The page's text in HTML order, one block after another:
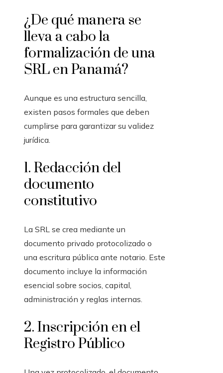
¿De qué manera se
lleva a cabo la
formalización de una
SRL en Panamá?
Aunque es una estructura sencilla,
existen pasos formales que deben
cumplirse para garantizar su validez
jurídica.
1. Redacción del
documento
constitutivo
La SRL se crea mediante un
documento privado protocolizado o
una escritura pública ante notario. Este
documento incluye la información
esencial sobre socios, capital,
administración y reglas internas.
2. Inscripción en el
Registro Público